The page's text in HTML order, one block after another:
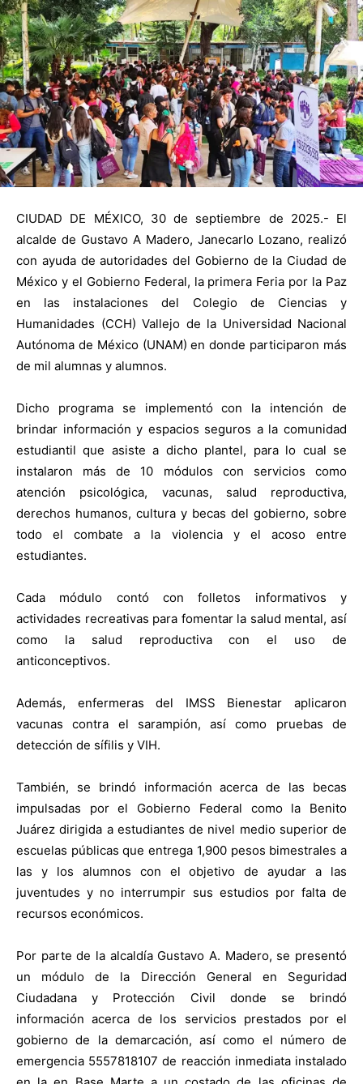
CIUDAD DE MÉXICO, 30 de septiembre de 2025.- El
alcalde de Gustavo A Madero, Janecarlo Lozano, realizó
con ayuda de autoridades del Gobierno de la Ciudad de
México y el Gobierno Federal, la primera Feria por la Paz
en las instalaciones del Colegio de Ciencias y
Humanidades (CCH) Vallejo de la Universidad Nacional
Autónoma de México (UNAM) en donde participaron más
de mil alumnas y alumnos.
Dicho programa se implementó con la intención de
brindar información y espacios seguros a la comunidad
estudiantil que asiste a dicho plantel, para lo cual se
instalaron más de 10 módulos con servicios como
atención psicológica, vacunas, salud reproductiva,
derechos humanos, cultura y becas del gobierno, sobre
todo el combate a la violencia y el acoso entre
estudiantes.
Cada módulo contó con folletos informativos y
actividades recreativas para fomentar la salud mental, así
como la salud reproductiva con el uso de
anticonceptivos.
Además, enfermeras del IMSS Bienestar aplicaron
vacunas contra el sarampión, así como pruebas de
detección de sífilis y VIH.
También, se brindó información acerca de las becas
impulsadas por el Gobierno Federal como la Benito
Juárez dirigida a estudiantes de nivel medio superior de
escuelas públicas que entrega 1,900 pesos bimestrales a
las y los alumnos con el objetivo de ayudar a las
juventudes y no interrumpir sus estudios por falta de
recursos económicos.
Por parte de la alcaldía Gustavo A. Madero, se presentó
un módulo de la Dirección General en Seguridad
Ciudadana y Protección Civil donde se brindó
información acerca de los servicios prestados por el
gobierno de la demarcación, así como el número de
emergencia 5557818107 de reacción inmediata instalado